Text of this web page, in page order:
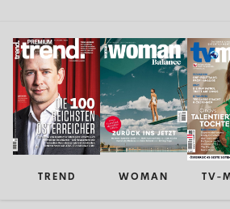
TREND WOMAN TV-